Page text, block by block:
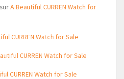
surA Beautiful CURREN Watch for
CURREN Watch for Sale
CURREN Watch for Sale
CURREN Watch for Sale